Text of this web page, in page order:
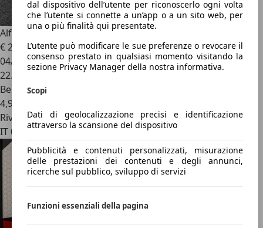
dal dispositivo dell’utente per riconoscerlo ogni volta
che l’utente si connette a un’app o a un sito web, per
una o più finalità qui presentate.
L’utente può modificare le sue preferenze o revocare il
consenso prestato in qualsiasi momento visitando la
sezione Privacy Manager della nostra informativa.
Scopi
Dati di geolocalizzazione precisi e identificazione
attraverso la scansione del dispositivo
Pubblicità e contenuti personalizzati, misurazione
delle prestazioni dei contenuti e degli annunci,
ricerche sul pubblico, sviluppo di servizi
Funzioni essenziali della pagina
Alfa Romeo Junior1.2 136CV Hybrid eDCT6 ibrida
€ 23.950
04/2025
22.114 km
Benzina
4,9 l/100 km (comb.)
Rivenditore
IT 00148